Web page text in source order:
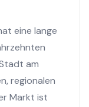
eine lange
am
regionalen
Markt ist